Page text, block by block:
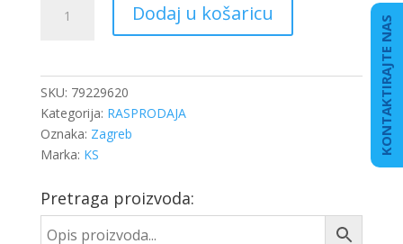
LETEĆI
količina
Dodaj u košaricu
SKU: 79229620
Kategorija: RASPRODAJA
Oznaka: Zagreb
Marka: KS
Pretraga proizvoda:
KONTAKTIRAJTE NAS